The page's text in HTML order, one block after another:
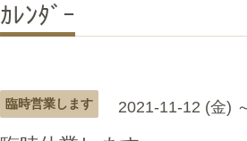
ｶﾚﾝﾀﾞｰ
臨時営業します 2021-11-12 (金)